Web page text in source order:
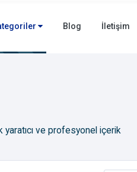
Blog İletişim
yaratıcı ve profesyonel içerik